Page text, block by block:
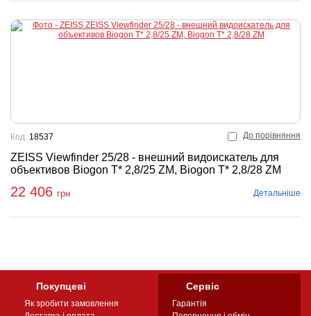
До порівняння
ZEISS Viewfinder 25/28 - внешний видоискатель для
объективов Biogon T* 2,8/25 ZM, Biogon T* 2,8/28 ZM
Код: 18537
22 406 грн Детальніше
Покупцеві
Як зробити замовлення
Сервіс
Гарантія